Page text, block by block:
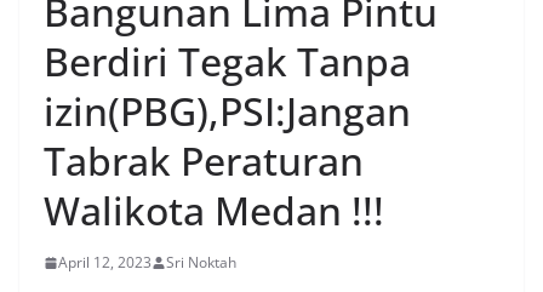
menyambut momentum HUT Kemerdekaan RI
dengan berbagai persiapan di lingkungan
masing-masing.‎Dalam dialog yang berlangsung
akrab, Bhabinkamtibmas menyapa warga,
menanyakan kondisi keamanan dan kenyamanan
lingkungan tempat tinggal, serta membuka ruang
komunikasi dua arah agar warga dapat
situasi kamtibmas di sekitar mereka.‎‎‎Salah satu
sambang ini adalah imbauan kepada warga untuk
Bangunan Lima Pintu
Berdiri Tegak Tanpa
izin(PBG),PSI:Jangan
Tabrak Peraturan
Walikota Medan !!!
April 12, 2023 Sri Noktah